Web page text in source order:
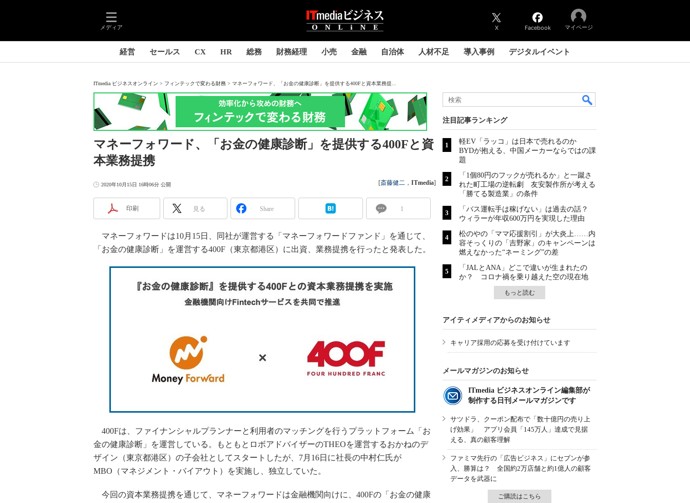
メディア X Facebook マイページ
経営 セールス CX HR 総務 財務経理 小売 金融 自治体 人材不足 導入事例 デジタルイベント
ITmedia ビジネスオンライン フィンテックで変わる財務 マネーフォワード、「お金の健康診断」を提供する400Fと資本業務提...
マネーフォワード、「お金の健康診断」を提供する400Fと資
本業務提携
2020年10月15日 16時06分 公開 [斎藤健二 ， ITmedia]
印刷 見る Share 1
マネーフォワードは10月15日、同社が運営する「マネーフォワードファンド」を通じて、
「お金の健康診断」を運営する400F（東京都港区）に出資、業務提携を行ったと発表した。
400Fは、ファイナンシャルプランナーと利用者のマッチングを行うプラットフォーム「お
金の健康診断」を運営している。もともとロボアドバイザーのTHEOを運営するおかねのデ
ザイン（東京都港区）の子会社としてスタートしたが、7月16日に社長の中村仁氏が
MBO（マネジメント・バイアウト）を実施し、独立していた。
今回の資本業務提携を通じて、マネーフォワードは金融機関向けに、400Fの「お金の健康
注目記事ランキング
軽EV「ラッコ」は日本で売れるのか
BYDが抱える、中国メーカーならではの課
題
「1個80円のフックが売れるか」と一蹴さ
れた町工場の逆転劇 友安製作所が考える
「勝てる製造業」の条件
「バス運転手は稼げない」は過去の話？
ウィラーが年収600万円を実現した理由
松のやの「ママ応援割引」が大炎上……内
容そっくりの「吉野家」のキャンペーンは
燃えなかった“ネーミング”の差
「JALとANA」どこで違いが生まれたの
か？ コロナ禍を乗り越えた空の現在地
もっと読む
アイティメディアからのお知らせ
キャリア採用の応募を受け付けています
メールマガジンのお知らせ
ITmedia ビジネスオンライン編集部が
制作する日刊メールマガジンです
サツドラ、クーポン配布で「数十億円の売り上
げ効果」 アプリ会員「145万人」達成で見据
える、真の顧客理解
ファミマ先行の「広告ビジネス」にセブンが参
入、勝算は？ 全国約2万店舗と約1億人の顧客
データを武器に
ご購読はこちら